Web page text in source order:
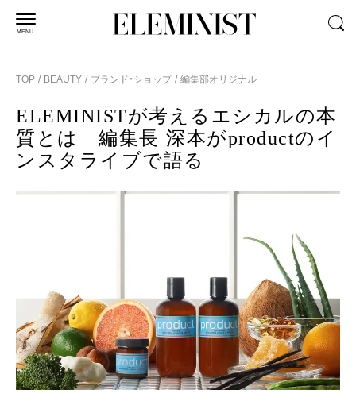
MENU
TOP BEAUTY ブランド・ショップ 編集部オリジナル
ELEMINISTが考えるエシカルの本
質とは 編集長 深本がproductのイ
ンスタライブで語る